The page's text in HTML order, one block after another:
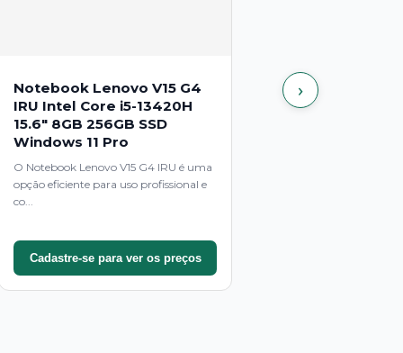
Notebook Lenovo V15 G4
IRU Intel Core i5-13420H
15.6" 8GB 256GB SSD
Windows 11 Pro
O Notebook Lenovo V15 G4 IRU é uma
opção eficiente para uso profissional e
co...
Cadastre-se para ver os preços
›